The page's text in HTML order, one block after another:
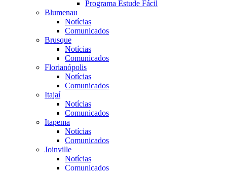
Programa Estude Fácil
Blumenau
Notícias
Comunicados
Brusque
Notícias
Comunicados
Florianópolis
Notícias
Comunicados
Itajaí
Notícias
Comunicados
Itapema
Notícias
Comunicados
Joinville
Notícias
Comunicados